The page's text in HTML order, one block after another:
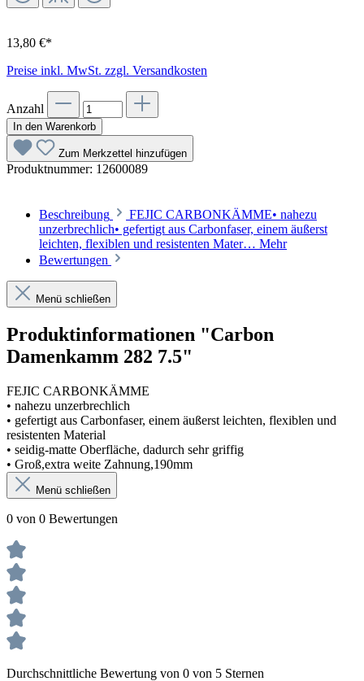
13,80 €*
Preise inkl. MwSt. zzgl. Versandkosten
Anzahl
In den Warenkorb
Zum Merkzettel hinzufügen
Produktnummer: 12600089
Beschreibung
FEJIC CARBONKÄMME• nahezu
unzerbrechlich• gefertigt aus Carbonfaser, einem äußerst
leichten, flexiblen und resistenten Mater… Mehr
Bewertungen
Menü schließen
Produktinformationen "Carbon
Damenkamm 282 7.5"
FEJIC CARBONKÄMME
• nahezu unzerbrechlich
• gefertigt aus Carbonfaser, einem äußerst leichten, flexiblen und
resistenten Material
• seidig-matte Oberfläche, dadurch sehr griffig
• Groß,extra weite Zahnung,190mm
Menü schließen
0 von 0 Bewertungen
Durchschnittliche Bewertung von 0 von 5 Sternen